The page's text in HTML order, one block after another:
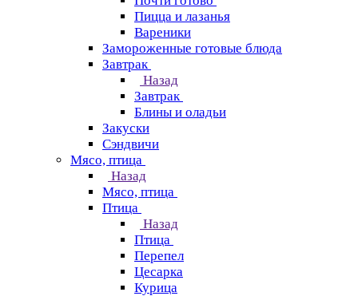
Пицца и лазанья
Вареники
Замороженные готовые блюда
Завтрак
Назад
Завтрак
Блины и оладьи
Закуски
Сэндвичи
Мясо, птица
Назад
Мясо, птица
Птица
Назад
Птица
Перепел
Цесарка
Курица